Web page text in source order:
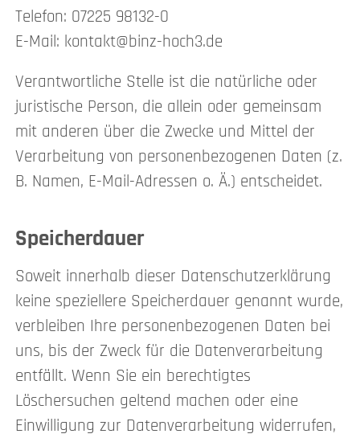
Telefon: 07225 98132-0
E-Mail: kontakt@binz-hoch3.de
Verantwortliche Stelle ist die natürliche oder
juristische Person, die allein oder gemeinsam
mit anderen über die Zwecke und Mittel der
Verarbeitung von personenbezogenen Daten (z.
B. Namen, E-Mail-Adressen o. Ä.) entscheidet.
Speicherdauer
Soweit innerhalb dieser Datenschutzerklärung
keine speziellere Speicherdauer genannt wurde,
verbleiben Ihre personenbezogenen Daten bei
uns, bis der Zweck für die Datenverarbeitung
entfällt. Wenn Sie ein berechtigtes
Löschersuchen geltend machen oder eine
Einwilligung zur Datenverarbeitung widerrufen,